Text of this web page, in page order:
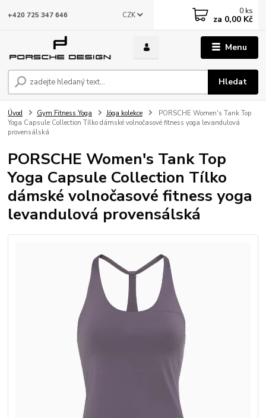
Menu
CZK
Hledat
+420 725 347 646 0 ks
za 0,00 Kč
Úvod Gym Fitness Yoga Jóga kolekce
PORSCHE Women's Tank Top
Yoga Capsule Collection Tílko dámské volnočasové fitness yoga levandulová
provensálská
PORSCHE Women's Tank Top
Yoga Capsule Collection Tílko
dámské volnočasové fitness yoga
levandulová provensálská